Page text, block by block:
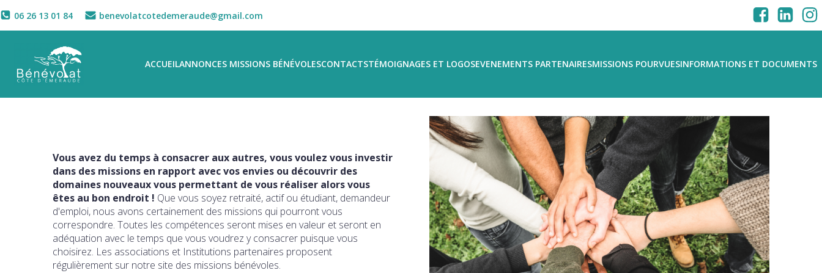
06 26 13 01 84 benevolatcotedemeraude@gmail.com
ACCUEILANNONCES MISSIONS BÉNÉVOLESCONTACTSTÉMOIGNAGES ET LOGOSEVENEMENTS PARTENAIRESMISSIONS POURVUESINFORMATIONS ET DOCUMENTS
Vous avez du temps à consacrer aux autres, vous voulez vous investir
dans des missions en rapport avec vos envies ou découvrir des
domaines nouveaux vous permettant de vous réaliser alors vous
êtes au bon endroit ! Que vous soyez retraité, actif ou étudiant, demandeur
d'emploi, nous avons certainement des missions qui pourront vous
correspondre. Toutes les compétences seront mises en valeur et seront en
adéquation avec le temps que vous voudrez y consacrer puisque vous
choisirez. Les associations et Institutions partenaires proposent
régulièrement sur notre site des missions bénévoles.